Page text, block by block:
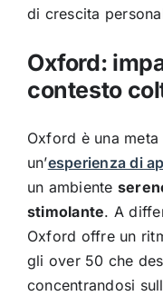
di crescita
Oxford:
contesto
Oxford è una
un’esperienza di
un ambiente
stimolante. A
Oxford offre un
gli over 50 che
concentrandosi